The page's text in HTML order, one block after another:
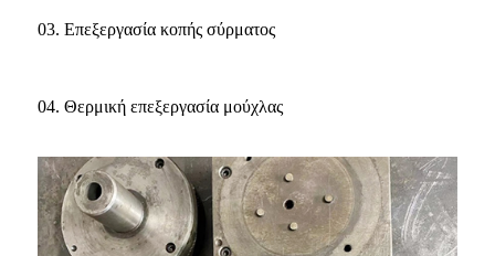
03. Επεξεργασία κοπής σύρματος
04. Θερμική επεξεργασία μούχλας